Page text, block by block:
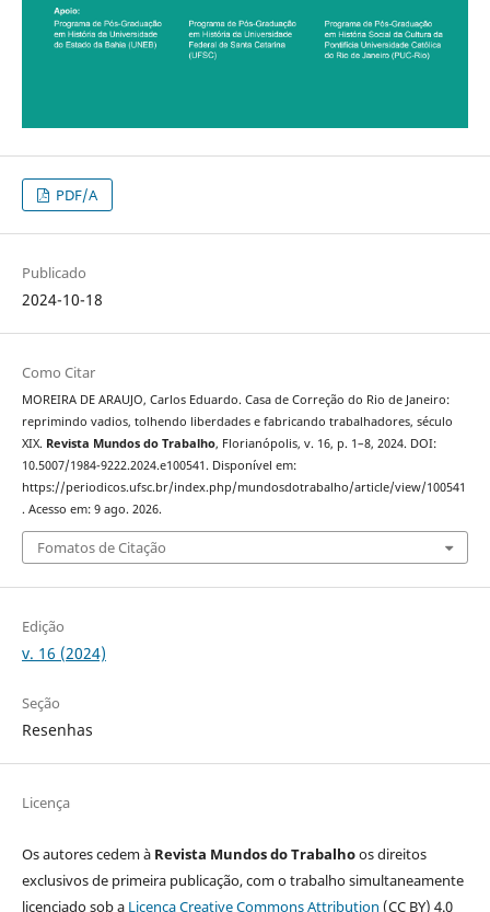
PDF/A
Publicado
2024-10-18
Como Citar
MOREIRA DE ARAUJO, Carlos Eduardo. Casa de Correção do Rio de Janeiro:
reprimindo vadios, tolhendo liberdades e fabricando trabalhadores, século
XIX. Revista Mundos do Trabalho, Florianópolis, v. 16, p. 1–8, 2024. DOI:
10.5007/1984-9222.2024.e100541. Disponível em:
https://periodicos.ufsc.br/index.php/mundosdotrabalho/article/view/100541
. Acesso em: 9 ago. 2026.
Fomatos de Citação
Edição
v. 16 (2024)
Seção
Resenhas
Licença
Os autores cedem à Revista Mundos do Trabalhoos direitos
exclusivos de primeira publicação, com o trabalho simultaneamente
licenciado sob a Licença Creative Commons Attribution (CC BY) 4.0